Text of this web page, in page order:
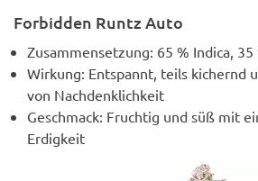
Forbidden Runtz Auto
Zusammensetzung: 65 % Indica, 35
Wirkung: Entspannt, teils kichernd
von Nachdenklichkeit
Geschmack: Fruchtig und süß mit
Erdigkeit